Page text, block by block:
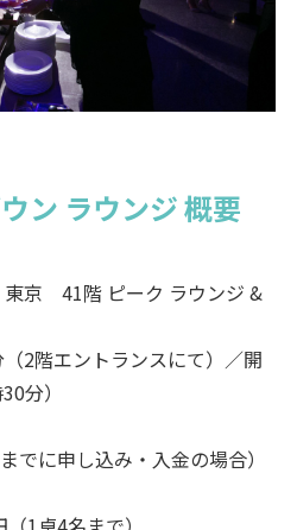
ン ラウンジ 概要
東京 41階 ピーク ラウンジ &
2階エントランスにて）／開
分）
でに申し込み・入金の場合）